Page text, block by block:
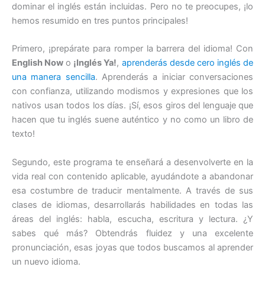
dominar el inglés están incluidas. Pero no te preocupes, ¡lo
hemos resumido en tres puntos principales!
Primero, ¡prepárate para romper la barrera del idioma! Con
English Now o ¡Inglés Ya!, aprenderás desde cero inglés de
una manera sencilla. Aprenderás a iniciar conversaciones
con confianza, utilizando modismos y expresiones que los
nativos usan todos los días. ¡Sí, esos giros del lenguaje que
hacen que tu inglés suene auténtico y no como un libro de
texto!
Segundo, este programa te enseñará a desenvolverte en la
vida real con contenido aplicable, ayudándote a abandonar
esa costumbre de traducir mentalmente. A través de sus
clases de idiomas, desarrollarás habilidades en todas las
áreas del inglés: habla, escucha, escritura y lectura. ¿Y
sabes qué más? Obtendrás fluidez y una excelente
pronunciación, esas joyas que todos buscamos al aprender
un nuevo idioma.